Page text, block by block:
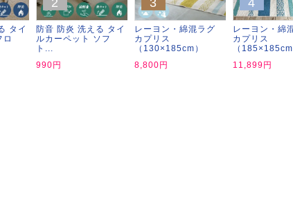
タイ
ロ
防音 防炎 洗える タイ
ルカーペット ソフ
ト...
990円
レーヨン・綿混ラグ
カプリス
（130×185cm）
8,800円
レーヨン・綿
カプリス
（
11,899円